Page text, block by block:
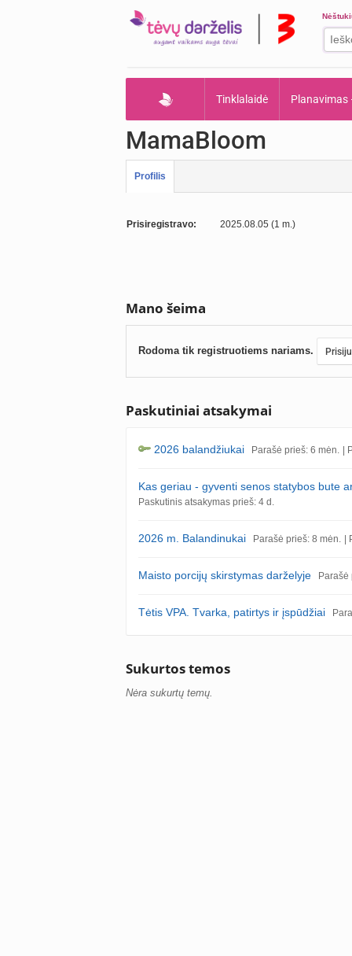
Tinklalaidė Planavimas
MamaBloom
Profilis
Prisiregistravo: 2025.08.05 (1 m.)
Mano šeima
Rodoma tik registruotiems nariams.
Paskutiniai atsakymai
2026 balandžiukai Parašė prieš: 6 mėn. |
Kas geriau - gyventi senos statybos bute
Paskutinis atsakymas prieš: 4 d.
2026 m. Balandinukai Parašė prieš: 8 mėn.
Maisto porcijų skirstymas darželyje Parašė
Tėtis VPA. Tvarka, patirtys ir įspūdžiai
Sukurtos temos
Nėra sukurtų temų.